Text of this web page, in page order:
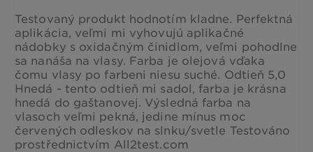
Testovaný produkt hodnotím kladne. Perfektná
aplikácia, veľmi mi vyhovujú aplikačné
nádobky s oxidačným činidlom, veľmi pohodlne
sa nanáša na vlasy. Farba je olejová vďaka
čomu vlasy po farbeni niesu suché. Odtieň 5,0
Hnedá - tento odtieň mi sadol, farba je krásna
hnedá do gaštanovej. Výsledná farba na
vlasoch veľmi pekná, jedine mínus moc
červených odleskov na slnku/svetle Testováno
prostřednictvím All2test.com